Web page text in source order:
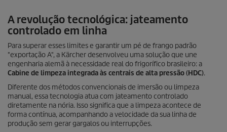
A revolução tecnológica: jateamento
controlado em linha
Para superar esses limites e garantir um pé de frango padrão
"exportação A", a Kärcher desenvolveu uma solução que une
engenharia alemã à necessidade real do frigorífico brasileiro: a
Cabine de limpeza integrada às centrais de alta pressão (HDC).
Diferente dos métodos convencionais de imersão ou limpeza
manual, essa tecnologia atua com jateamento controlado
diretamente na nória. Isso significa que a limpeza acontece de
forma contínua, acompanhando a velocidade da sua linha de
produção sem gerar gargalos ou interrupções.